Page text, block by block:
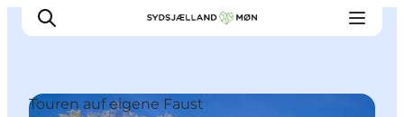
Touren auf eigene Faust